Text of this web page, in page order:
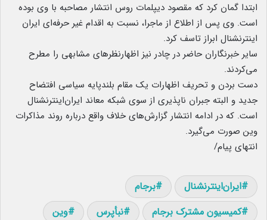
ابتدا گمان کرد که مقصود دیپلمات روس انتشار مصاحبه با وی بوده
است. وی پس از اطلاع از ماجرا، نسبت به اقدام غیر حرفه‌ای ایران
اینترنشنال ابراز تاسف کرد.
سایر خبرنگاران حاضر در چادر نیز اظهارنظرهای مشابهی را مطرح
می‌کردند.
دست بردن و تحریف اظهارات یک مقام بلندپایه سیاسی افتضاح
جدید و البته جبران ناپذیری از سوی شبکه معاند ایران‌اینترنشنال
است. که در ادامه انتشار گزارش‌های خلاف واقع درباره روند مذاکرات
وین صورت می‌گیرد.
انتهای پیام/
ایران‌اینترنشنال
برجام
کمیسیون مشترک برجام
نبأپرس وین